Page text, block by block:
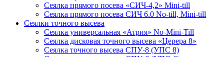
Сеялка прямого посева «СИЧ-4,2» Mini-till
Сеялка прямого посева СИЧ 6.0 No-till, Mini-till
Сеялки точного высева
Сеялка универсальная «Атрия» No-Mini-Till
Сеялка дисковая точного высева «Церера 8»
Сеялка точного высева СПУ-8 (УПС 8)